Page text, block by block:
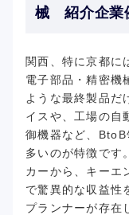
械 紹介企業
関西、特に京都に
電子部品・精密機
ような最終製品だ
イスや、工場の自
御機器など、
多いのが特徴です
カーから、キーエ
で驚異的な収益性
プランナーが存在